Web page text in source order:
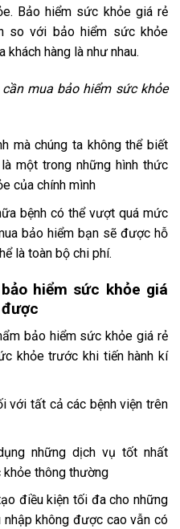
Bảo hiểm sức khỏe giá rẻ
so với bảo hiểm sức khỏe
hàng là như nhau.
mua bảo hiểm sức khỏe
mà chúng ta không thể biết
một trong những hình thức
của chính mình
bệnh có thể vượt quá mức
bảo hiểm bạn sẽ được hỗ
là toàn bộ chi phí.
hiểm sức khỏe giá
bảo hiểm sức khỏe giá rẻ
khỏe trước khi tiến hành kí
với tất cả các bệnh viện trên
những dịch vụ tốt nhất
thông thường
điều kiện tối đa cho những
không được cao vẫn có